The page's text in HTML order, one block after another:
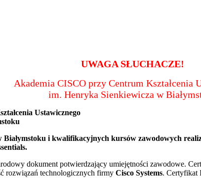
UWAGA SŁUCHACZE!
Akademia CISCO przy Centrum Kształcenia
im. Henryka Sienkiewicza w
Ustawicznego
Białymstoku i kwalifikacyjnych kursów zawodowych
dokument potwierdzający umiejętności zawodowe.
rozwiązań technologicznych firmy Cisco Systems. Certyfikat